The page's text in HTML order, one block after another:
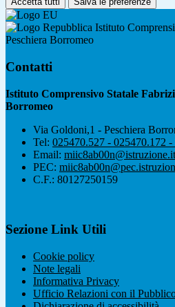
Istituto
Peschiera Borromeo
Contatti
Istituto Comprensivo Statale
Borromeo
Via Goldoni,1 - Peschiera
Tel: 025470.527 - 025470.172
Email: miic8ab00n@istruzione.it
PEC:
C.F.: 80127250159
Sezione Link Utili
Cookie policy
Note legali
Informativa Privacy
Ufficio Relazioni con il